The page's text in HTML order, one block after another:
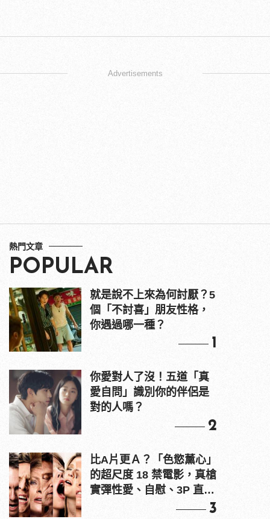
Advertisements
熱門文章
POPULAR
就是說不上來為何討厭？5
個「不討喜」朋友性格，
你遇過哪一種？
1
你愛對人了沒！五道「真
愛自問」識別你的伴侶是
對的人嗎？
2
比A片更Ａ？「色慾薰心」
的超尺度 18 禁電影，真槍
實彈性愛、自慰、3P 直接
3